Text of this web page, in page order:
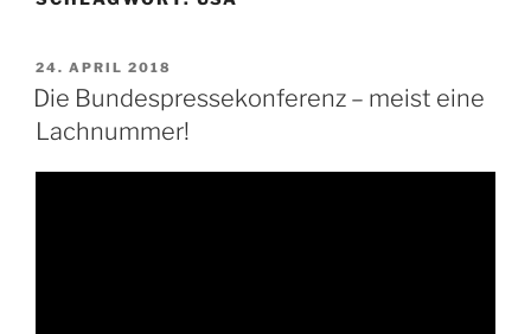
VERÖFFENTLICHT
AM
24. APRIL 2018
Die Bundespressekonferenz – meist eine
Lachnummer!